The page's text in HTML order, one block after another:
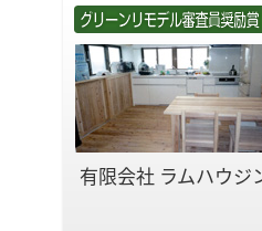
有限会社 ラムハウジ